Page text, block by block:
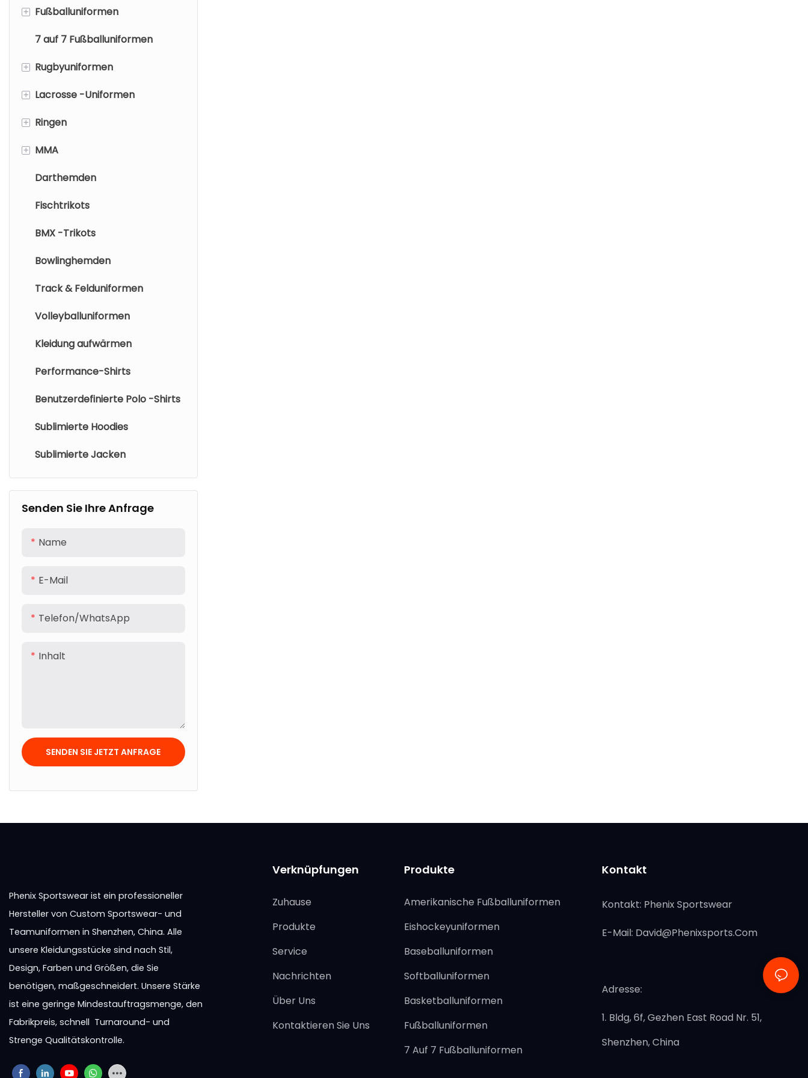
+ Fußballuniformen
Fußballtrikots
Fußballshorts
7 auf 7 Fußballuniformen
+ Rugbyuniformen
Rugby-Trikot
Rugby -Shorts
+ Lacrosse -Uniformen
Lacrosse Pinnies
Lacrosse -Trikot
Lacrosse -Shorts/Röcke
+ Ringen
Wrestling-Unterhemden
Wrestling Fight Shorts
+ MMA
MMA Rashguard
MMA Shorts
Darthemden
Fischtrikots
BMX -Trikots
Bowlinghemden
Track & Felduniformen
Volleyballuniformen
Kleidung aufwärmen
Performance-Shirts
Benutzerdefinierte Polo -Shirts
Sublimierte Hoodies
Sublimierte Jacken
Senden Sie Ihre Anfrage
Name
E-Mail
Telefon/WhatsApp
Inhalt
SENDEN SIE JETZT ANFRAGE
Phenix Sportswear ist ein professioneller
Hersteller von Custom Sportswear- und
Teamuniformen in Shenzhen, China. Alle
unsere Kleidungsstücke sind nach Stil,
Design, Farben und Größen, die Sie
benötigen, maßgeschneidert. Unsere Stärke
ist eine geringe Mindestauftragsmenge, den
Fabrikpreis, schnell Turnaround- und
Strenge Qualitätskontrolle.
Verknüpfungen
Zuhause
Produkte
Service
Nachrichten
Über Uns
Kontaktieren Sie Uns
Produkte
Amerikanische Fußballuniformen
Eishockeyuniformen
Baseballuniformen
Softballuniformen
Basketballuniformen
Fußballuniformen
7 Auf 7 Fußballuniformen
Kontakt
Kontakt: Phenix Sportswear
E-Mail: David@phenixsports.com
Adresse:
1. Bldg, 6f, Gezhen East Road Nr. 51,
Shenzhen, China